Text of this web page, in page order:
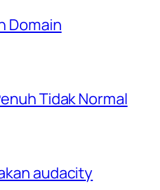
Domain
Tidak Normal
audacity